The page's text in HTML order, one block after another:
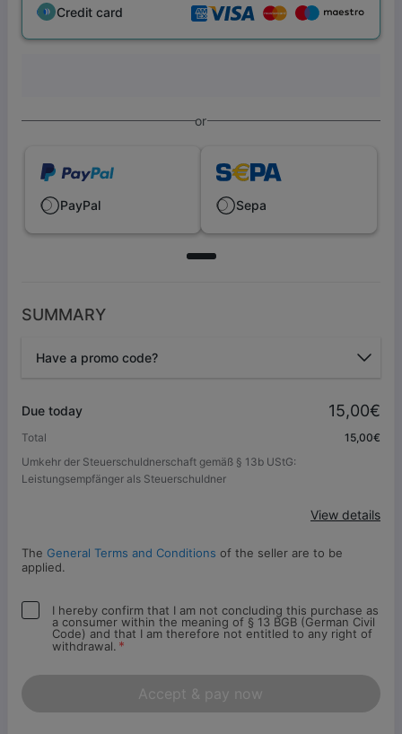
Credit card
or
PayPal Sepa
SUMMARY
Have a promo code?
Apply
Due today 15,00€
Total
15,00€
Umkehr der Steuerschuldnerschaft gemäß § 13b UStG:
Leistungsempfänger als Steuerschuldner
View details
The General Terms and Conditions of the seller are to be
applied.
I hereby confirm that I am not concluding this purchase as
a consumer within the meaning of § 13 BGB (German Civil
Code) and that I am therefore not entitled to any right of
withdrawal. *
Accept & pay now